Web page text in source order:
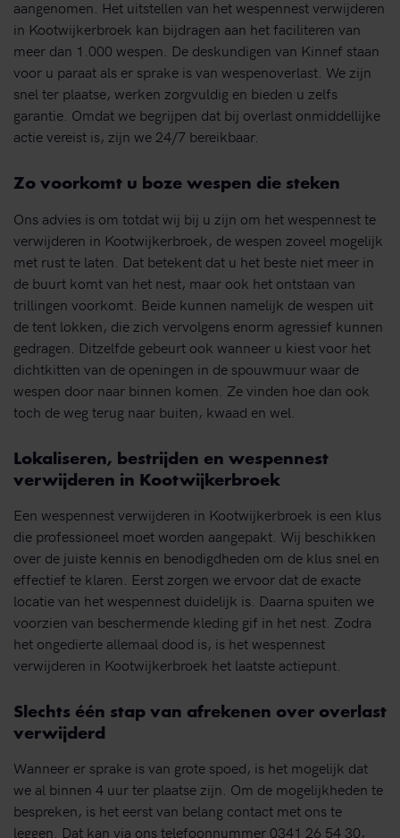
aangenomen. Het uitstellen van het wespennest verwijderen
in Kootwijkerbroek kan bijdragen aan het faciliteren van
meer dan 1.000 wespen. De deskundigen van Kinnef staan
voor u paraat als er sprake is van wespenoverlast. We zijn
snel ter plaatse, werken zorgvuldig en bieden u zelfs
garantie. Omdat we begrijpen dat bij overlast onmiddellijke
actie vereist is, zijn we 24/7 bereikbaar.
Zo voorkomt u boze wespen die steken
Ons advies is om totdat wij bij u zijn om het wespennest te
verwijderen in Kootwijkerbroek, de wespen zoveel mogelijk
met rust te laten. Dat betekent dat u het beste niet meer in
de buurt komt van het nest, maar ook het ontstaan van
trillingen voorkomt. Beide kunnen namelijk de wespen uit
de tent lokken, die zich vervolgens enorm agressief kunnen
gedragen. Ditzelfde gebeurt ook wanneer u kiest voor het
dichtkitten van de openingen in de spouwmuur waar de
wespen door naar binnen komen. Ze vinden hoe dan ook
toch de weg terug naar buiten, kwaad en wel.
Lokaliseren, bestrijden en wespennest
verwijderen in Kootwijkerbroek
Een wespennest verwijderen in Kootwijkerbroek is een klus
die professioneel moet worden aangepakt. Wij beschikken
over de juiste kennis en benodigdheden om de klus snel en
effectief te klaren. Eerst zorgen we ervoor dat de exacte
locatie van het wespennest duidelijk is. Daarna spuiten we
voorzien van beschermende kleding gif in het nest. Zodra
het ongedierte allemaal dood is, is het wespennest
verwijderen in Kootwijkerbroek het laatste actiepunt.
Slechts één stap van afrekenen over overlast
verwijderd
Wanneer er sprake is van grote spoed, is het mogelijk dat
we al binnen 4 uur ter plaatse zijn. Om de mogelijkheden te
bespreken, is het eerst van belang contact met ons te
leggen. Dat kan via ons telefoonnummer 0341 26 54 30,